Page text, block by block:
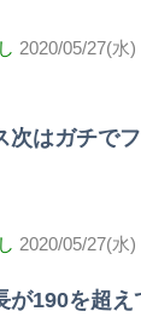
2020/05/27(水
次はガチで
2020/05/27(水
が190を超